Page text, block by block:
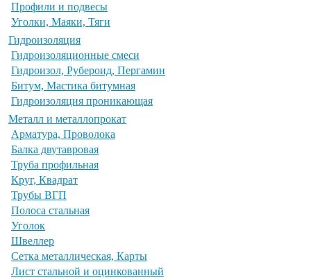
Профили и подвесы
Уголки, Маяки, Тяги
Гидроизоляция
Гидроизоляционные смеси
Гидроизол, Рубероид, Пергамин
Битум, Мастика битумная
Гидроизоляция проникающая
Металл и металлопрокат
Арматура, Проволока
Балка двутавровая
Труба профильная
Круг, Квадрат
Трубы ВГП
Полоса стальная
Уголок
Швеллер
Сетка металлическая, Карты
Лист стальной и оцинкованный